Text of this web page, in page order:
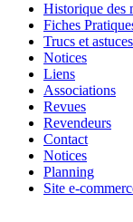
Historique des
Fiches
Trucs et astuces
Notices
Liens
Associations
Revues
Revendeurs
Contact
Notices
Planning
Site e-